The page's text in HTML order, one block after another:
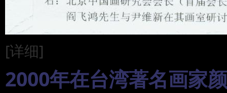
[详细]
2000年在台湾著名画家